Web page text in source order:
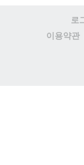
로
이용약관